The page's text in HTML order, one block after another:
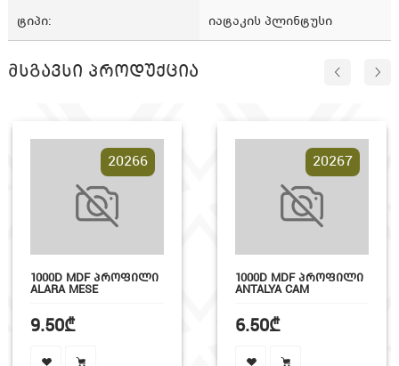
ტიპი იატაკის პლინტუსი
მსგავსი პროდუქცია
20266
1000D MDF ᲞᲠᲝᲤᲘᲚᲘ
ALARA MESE
9.50₾
20267
1000D MDF ᲞᲠᲝᲤᲘᲚᲘ
ANTALYA CAM
6.50₾